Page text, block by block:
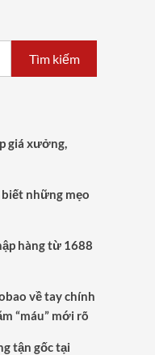
Tìm kiếm
giá xưởng,
những mẹo
hàng từ 1688
về tay chính
“máu” mới rõ
tận gốc tại